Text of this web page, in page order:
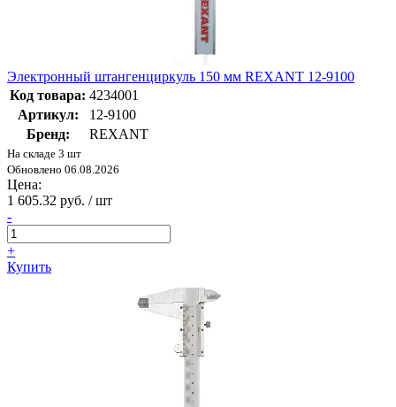
Электронный штангенциркуль 150 мм REXANT 12-9100
Код товара: 4234001
Артикул:
12-9100
Бренд:
REXANT
На складе 3 шт
Обновлено 06.08.2026
Цена:
1 605.32 руб. / шт
-
+
Купить